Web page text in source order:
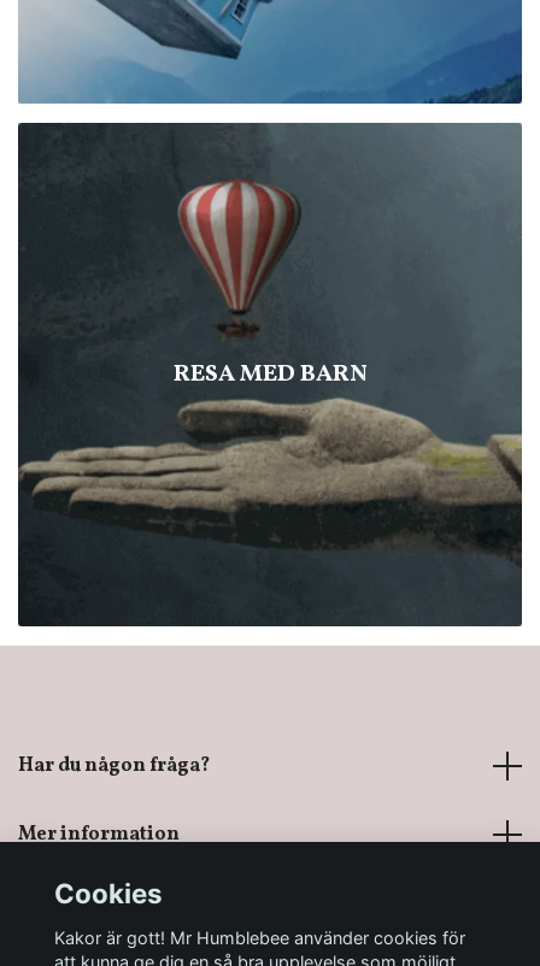
RESA MED BARN
Har du någon fråga?
Mer information
Sociala medier
Cookies
Kakor är gott! Mr Humblebee använder cookies för
att kunna ge dig en så bra upplevelse som möjligt.